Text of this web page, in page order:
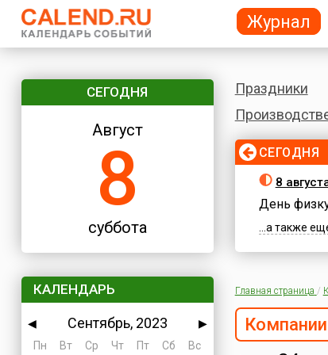
СЕГОДНЯ
Август
8
суббота
КАЛЕНДАРЬ
◀ Сентябрь, 2023
▶
Пн
Вт Ср Чт Пт Сб
Вс
Праздники
СЕГОДНЯ
8
День
...а также
Главная страница /
Компании
Журнал